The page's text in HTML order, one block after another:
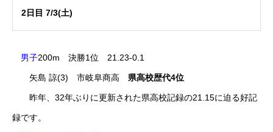
2日目 7/3(土)
男子200m 決勝1位 21.23-0.1
矢島 諒(3) 市岐阜商高 県高校歴代4位
昨年、32年ぶりに更新された県高校記録の21.15に迫る好記
録です。